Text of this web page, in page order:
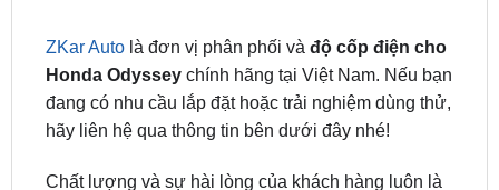
đang có nhu cầu lắp đặt hoặc trải nghiệm dùng thử,
hãy liên hệ qua thông tin bên dưới đây nhé!
Chất lượng và sự hài lòng của khách hàng luôn là
có cơ hội hợp tác với bạn để nâng cấp và cá nhân